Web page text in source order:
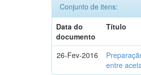
Conjunto de itens:
Data do
documento
Título
26-Fev-2016
entre